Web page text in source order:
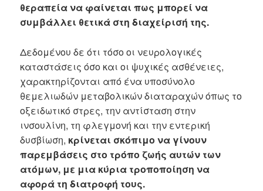
θεραπεία να φαίνεται πως μπορεί να
συμβάλλει θετικά στη διαχείρισή της.
Δεδομένου δε ότι τόσο οι νευρολογικές
καταστάσεις όσο και οι ψυχικές ασθένειες,
χαρακτηρίζονται από ένα υποσύνολο
θεμελιωδών μεταβολικών διαταραχών όπως το
οξειδωτικό στρες, την αντίσταση στην
ινσουλίνη, τη φλεγμονή και την εντερική
δυσβίωση, κρίνεται σκόπιμο να γίνουν
παρεμβάσεις στο τρόπο ζωής αυτών των
ατόμων, με μια κύρια τροποποίηση να
αφορά τη διατροφή τους.